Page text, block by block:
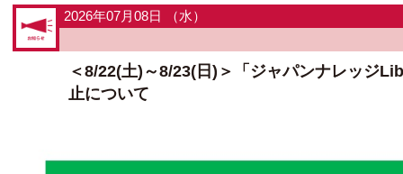
2026年07月08日 （水）
＜8/22(土)～8/23(日)＞「ジャパンナレッジ
止について